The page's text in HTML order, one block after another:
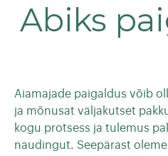
Abiks
Aiamajade paigaldus võib
ja mõnusat väljakutset
kogu protsess ja tulemus
naudingut. Seepärast